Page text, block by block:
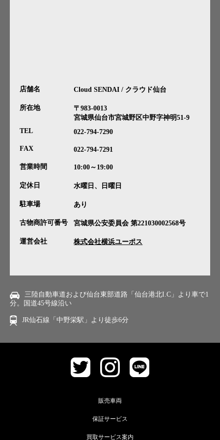
店舗名 Cloud SENDAI / クラウド仙台
所在地
〒983-0013
宮城県仙台市宮城野区中野字神明51-9
TEL
022-794-7290
FAX 022-794-7291
営業時間 10:00～19:00
定休日 水曜日、日曜日
駐車場 あり
古物商許可番号 宮城県公安委員会 第221030002568号
運営会社 株式会社横浜ユーポス
三陸自動車道および仙台東部道路「仙台港北I.C」より車で1
分。国道45号線沿い
JR仙石線「中野栄駅」より徒歩6分
販売車両
保証サービス
買取サービス案内